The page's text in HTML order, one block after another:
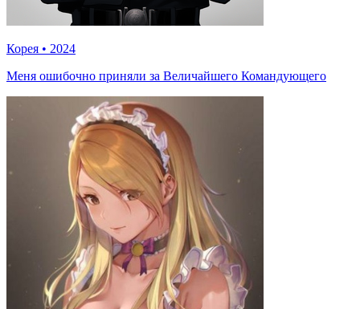
Корея • 2024
Меня ошибочно приняли за Величайшего Командующего